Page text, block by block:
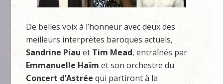
De belles voix à l’honneur avec deux des
meilleurs interprètes baroques actuels,
Sandrine Piau et Tim Mead, entraînés par
Emmanuelle Haïm et son orchestre du
Concert d’Astrée qui partiront à la